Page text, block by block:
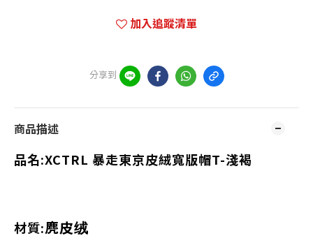
加入追蹤清單
分享到
商品描述
品名:XCTRL 暴走東京皮絨寬版帽T-淺褐
材質:麂皮绒